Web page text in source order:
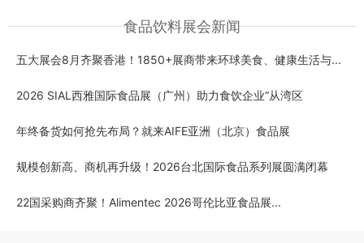
食品饮料展会新闻
五大展会8月齐聚香港！1850+展商带来环球美食、健康生活与...
2026 SIAL西雅国际食品展（广州）助力食饮企业“从湾区
年终备货如何抢先布局？就来AIFE亚洲（北京）食品展
规模创新高、商机再升级！2026台北国际食品系列展圆满闭幕
22国采购商齐聚！Alimentec 2026哥伦比亚食品展...